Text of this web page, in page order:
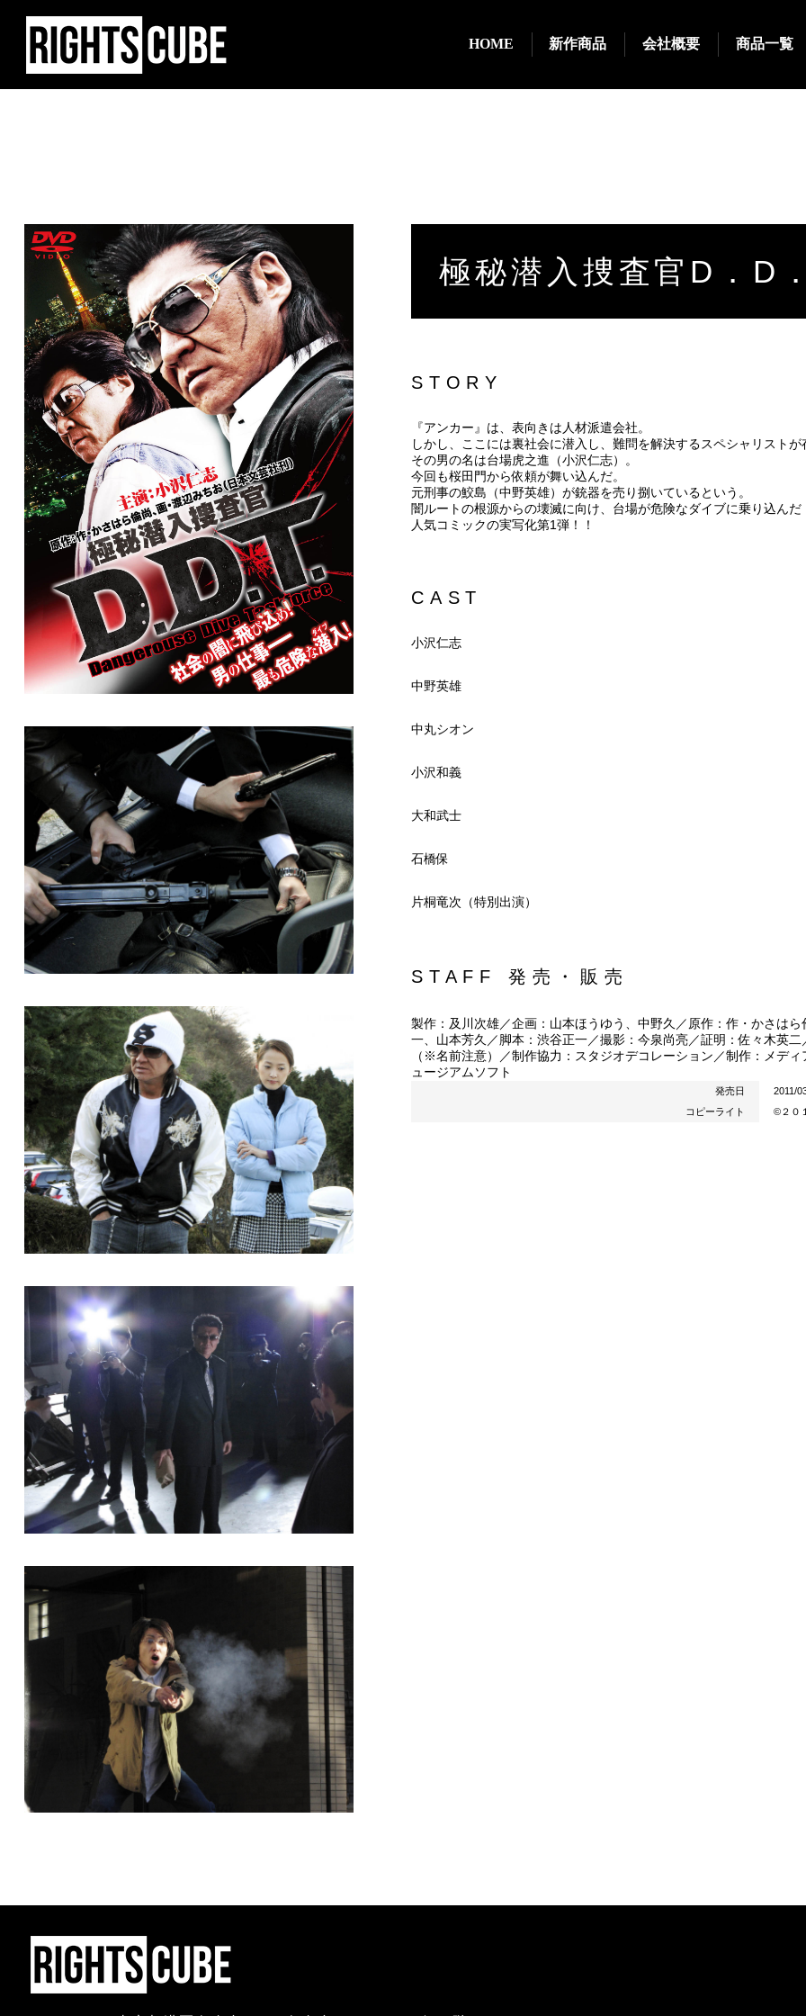
HOME 新作商品 会社概要 商品一覧
極秘潜入捜査官D．D
STORY
『アンカー』は、表向きは人材派遣会社。
しかし、ここには裏社会に潜入し、難問を解決するスペシャリストが
その男の名は台場虎之進（小沢仁志）。
今回も桜田門から依頼が舞い込んだ。
元刑事の鮫島（中野英雄）が銃器を売り捌いているという。
闇ルートの根源からの壊滅に向け、台場が危険なダイブに乗り込んだ
人気コミックの実写化第1弾！！
CAST
小沢仁志
中野英雄
中丸シオン
小沢和義
大和武士
石橋保
片桐竜次（特別出演）
STAFF 発売・販売
製作：及川次雄／企画：山本ほうゆう、中野久／原作：作・かさは
一、山本芳久／脚本：渋谷正一／撮影：今泉尚亮／証明：佐々木英
（※名前注意）／制作協力：スタジオデコレーション／制作：メデ
ュージアムソフト
発売日
2011/
コピーライト
©２０